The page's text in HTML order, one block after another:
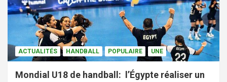
ACTUALITÉS HANDBALL POPULAIRE UNE
Mondial U18 de handball: l’Égypte réaliser un